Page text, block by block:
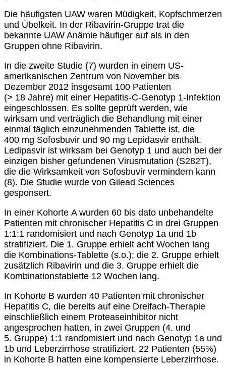
Die häufigsten UAW waren Müdigkeit, Kopfschmerzen
und Übelkeit. In der Ribavirin-Gruppe trat die
bekannte UAW Anämie häufiger auf als in den
Gruppen ohne Ribavirin.
In die zweite Studie (7) wurden in einem US-
amerikanischen Zentrum von November bis
Dezember 2012 insgesamt 100 Patienten
(> 18 Jahre) mit einer Hepatitis-C-Genotyp 1-Infektion
eingeschlossen. Es sollte geprüft werden, wie
wirksam und verträglich die Behandlung mit einer
einmal täglich einzunehmenden Tablette ist, die
400 mg Sofosbuvir und 90 mg Lepidasvir enthält.
Ledipasvir ist wirksam bei Genotyp 1 und auch bei der
einzigen bisher gefundenen Virusmutation (S282T),
die die Wirksamkeit von Sofosbuvir vermindern kann
(8). Die Studie wurde von Gilead Sciences
gesponsert.
In einer Kohorte A wurden 60 bis dato unbehandelte
Patienten mit chronischer Hepatitis C in drei Gruppen
1:1:1 randomisiert und nach Genotyp 1a und 1b
stratifiziert. Die 1. Gruppe erhielt acht Wochen lang
die Kombinations-Tablette (s.o.); die 2. Gruppe erhielt
zusätzlich Ribavirin und die 3. Gruppe erhielt die
Kombinationstablette 12 Wochen lang.
In Kohorte B wurden 40 Patienten mit chronischer
Hepatitis C, die bereits auf eine Dreifach-Therapie
einschließlich einem Proteaseinhibitor nicht
angesprochen hatten, in zwei Gruppen (4. und
5. Gruppe) 1:1 randomisiert und nach Genotyp 1a und
1b und Leberzirrhose stratifiziert. 22 Patienten (55%)
in Kohorte B hatten eine kompensierte Leberzirrhose.